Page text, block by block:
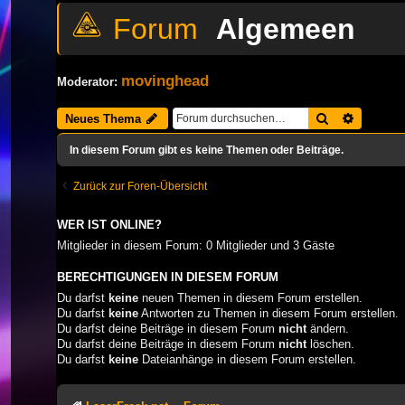
Algemeen
Moderator: movinghead
Neues Thema Suche
In diesem Forum gibt es keine Themen oder Beiträge.
Zurück zur Foren-Übersicht
WER IST ONLINE?
Mitglieder in diesem Forum: 0 Mitglieder und 3 Gäste
BERECHTIGUNGEN IN DIESEM FORUM
Du darfst keine neuen Themen in diesem Forum erstellen.
Du darfst keine Antworten zu Themen in diesem Forum erstellen.
Du darfst deine Beiträge in diesem Forum nicht ändern.
Du darfst deine Beiträge in diesem Forum nicht löschen.
Du darfst keine Dateianhänge in diesem Forum erstellen.